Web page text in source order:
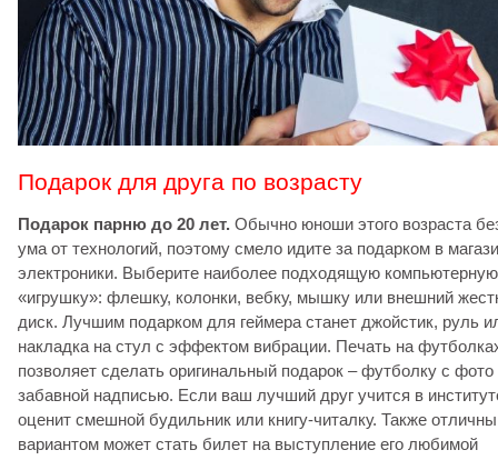
Подарок для друга по возрасту
Подарок парню до 20 лет. Обычно юноши этого возраста
ума от технологий, поэтому смело идите за подарком в
электроники. Выберите наиболее подходящую компьютерную
«игрушку»: флешку, колонки, вебку, мышку или внешний
диск. Лучшим подарком для геймера станет джойстик, руль
накладка на стул с эффектом вибрации. Печать на
позволяет сделать оригинальный подарок – футболку с фото
забавной надписью. Если ваш лучший друг учится в
оценит смешной будильник или книгу-читалку. Также
вариантом может стать билет на выступление его любимой